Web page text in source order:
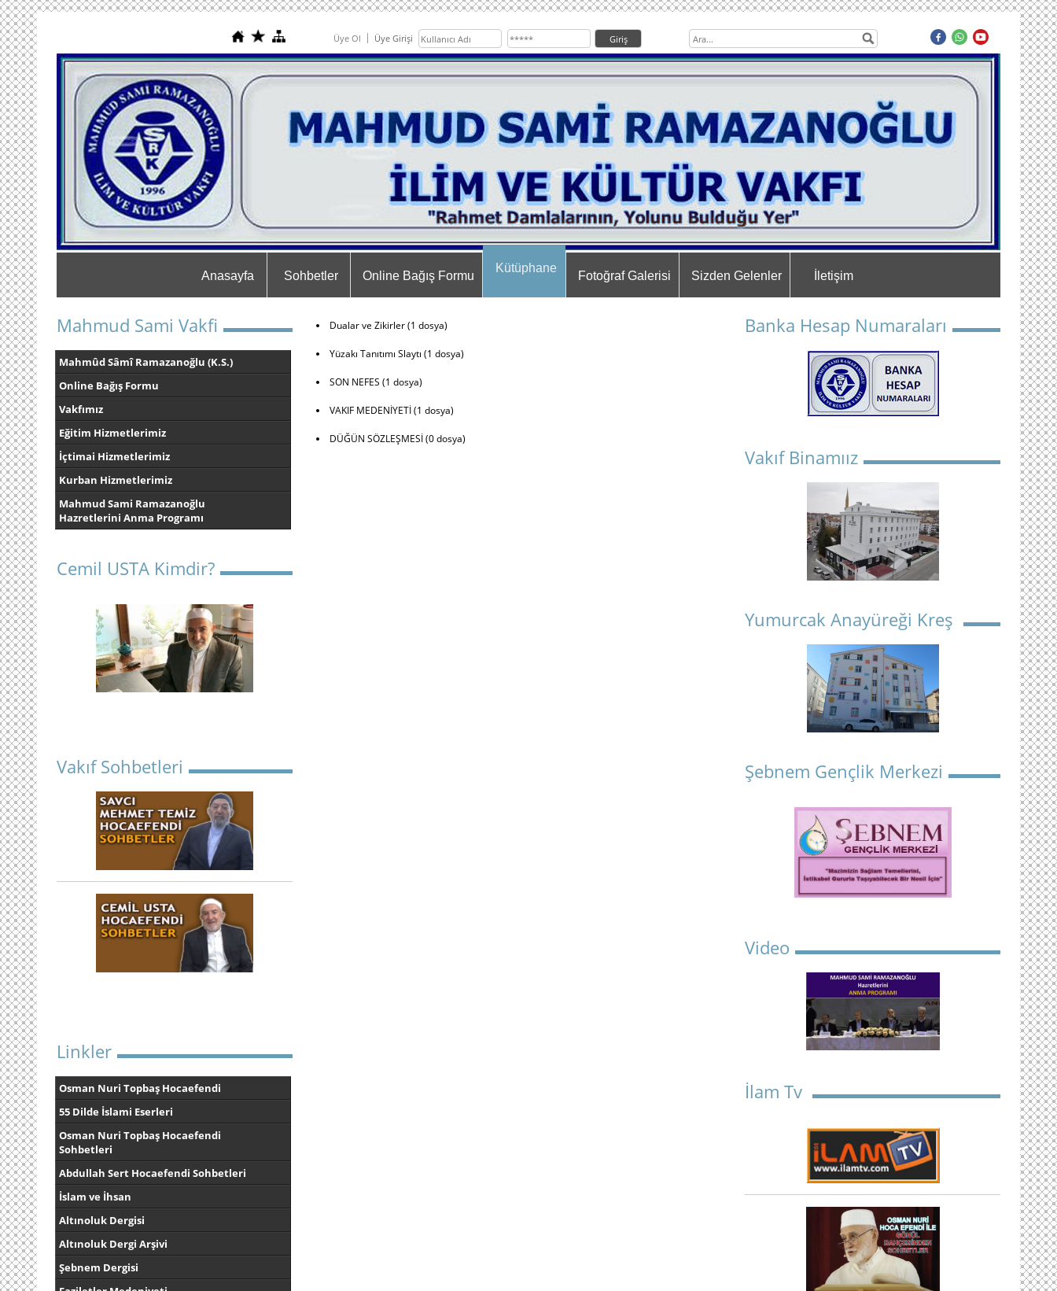
Üye Ol Üye Girişi
Anasayfa Sohbetler Online Bağış Formu
Kütüphane
Fotoğraf Galerisi Sizden Gelenler İletişim
Mahmud Sami Vakfi
Mahmûd Sâmî Ramazanoğlu (K.S.)
Online Bağış Formu
Vakfımız
Eğitim Hizmetlerimiz
İçtimai Hizmetlerimiz
Kurban Hizmetlerimiz
Mahmud Sami Ramazanoğlu
Hazretlerini Anma Programı
Cemil USTA Kimdir?
Vakıf Sohbetleri
Linkler
Osman Nuri Topbaş Hocaefendi
55 Dilde İslami Eserleri
Osman Nuri Topbaş Hocaefendi
Sohbetleri
Abdullah Sert Hocaefendi Sohbetleri
İslam ve İhsan
Altınoluk Dergisi
Altınoluk Dergi Arşivi
Şebnem Dergisi
Dualar ve Zikirler (1 dosya)
Yüzakı Tanıtımı Slaytı (1 dosya)
SON NEFES (1 dosya)
VAKIF MEDENİYETİ (1 dosya)
DÜĞÜN SÖZLEŞMESİ (0 dosya)
Banka Hesap Numaraları
Vakıf Binamıız
Yumurcak Anayüreği Kreş
Şebnem Gençlik Merkezi
Video
İlam Tv